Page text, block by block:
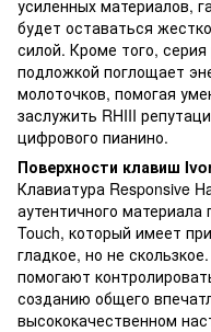
усиленных материалов,
будет оставаться
силой. Кроме того,
подложкой поглощает
молоточков, помогая
заслужить RHIII
цифрового пианино.
Поверхности клавиш
Клавиатура Responsive
аутентичного
Touch, который имеет
гладкое, но не
помогают
созданию общего
высококачественном